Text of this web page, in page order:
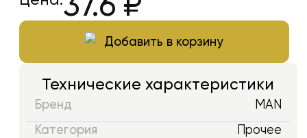
Добавить в корзину
Технические характеристики
Бренд MAN
Категория Прочее